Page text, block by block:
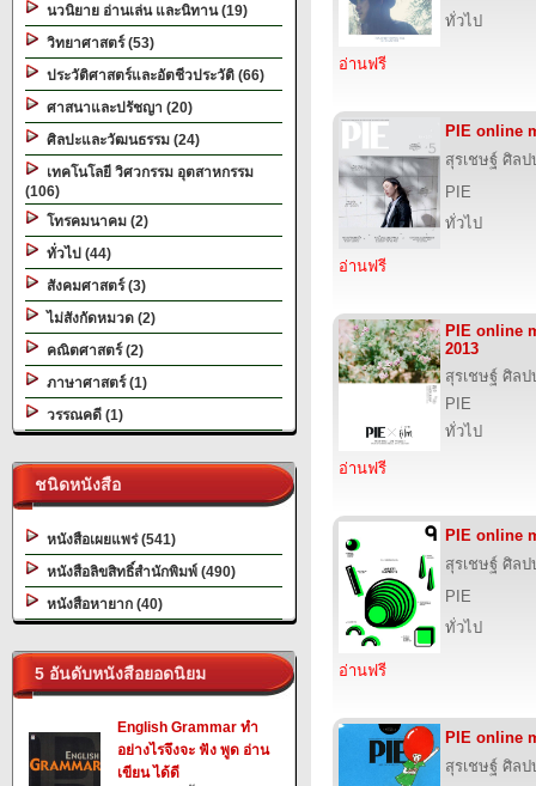
นวนิยาย อ่านเล่น และนิทาน (19)
วิทยาศาสตร์ (53)
ประวัติศาสตร์และอัตชีวประวัติ (66)
ศาสนาและปรัชญา (20)
ศิลปะและวัฒนธรรม (24)
เทคโนโลยี วิศวกรรม อุตสาหกรรม
(106)
โทรคมนาคม (2)
ทั่วไป (44)
สังคมศาสตร์ (3)
ไม่สังกัดหมวด (2)
คณิตศาสตร์ (2)
ภาษาศาสตร์ (1)
วรรณคดี (1)
ชนิดหนังสือ
หนังสือเผยแพร่ (541)
หนังสือลิขสิทธิ์สำนักพิมพ์ (490)
หนังสือหายาก (40)
5 อันดับหนังสือยอดนิยม
English Grammar ทำ
อย่างไรจึงจะ ฟัง พูด อ่าน
เขียน ได้ดี
ทั่วไป
อ่านฟรี
PIE online
สุรเชษฐ์ ศิลป
PIE
ทั่วไป
อ่านฟรี
PIE online
2013
สุรเชษฐ์ ศิลป
PIE
ทั่วไป
อ่านฟรี
PIE online
สุรเชษฐ์ ศิลป
PIE
ทั่วไป
อ่านฟรี
PIE online
สุรเชษฐ์ ศิลป